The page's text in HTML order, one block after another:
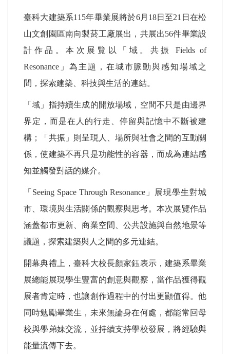
臺科大建築系115年畢業展將於6月 18日至21 日在松
山文創園區南向製菸工廠展出，共展出56件畢業設
計作品。本次展覽以「域。共振
Fields of
Resonance 」為主題，在城市脈動與感知場域之
間，探索建築、科技與生活的連結。
「域」指持續生成的開放場域，空間不只是由邊界
界定，而是在人的行走、停留與記憶中不斷被建
構；「共振」則呈現人、場所與社會之間的互動關
係，使建築不再只是功能性的容器，而成為連結感
知並觸發對話的媒介。
「 Seeing Space Through Resonance 」展現學生對城
市、環境與生活關係的觀察與思考。本次展覽作品
涵蓋都市更新、商業空間、公共設施與自然地景等
議題，探索建築與人之間的多元連結。
開幕典禮上，臺科大校長顏家鈺表示，建築系畢業
展總能展現學生豐富的創意與觀察，當作品獲得觀
展者肯定時，也讓創作過程中的付出更顯值得。他
同時勉勵畢業生，未來無論身在何處，都能常回母
校與學弟妹交流，並持續支持學校發展，將經驗與
能量流傳下去。